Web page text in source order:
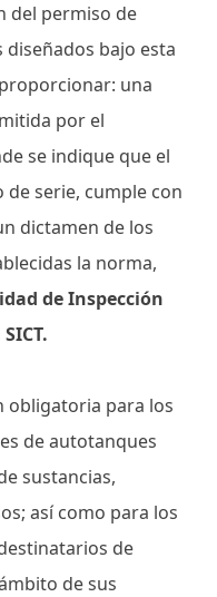
del permiso de
bajo esta
una
por el
se indique que el
serie, cumple con
dictamen de los
la norma,
de Inspección
obligatoria para los
de autotanques
sustancias,
así como para los
de
de sus